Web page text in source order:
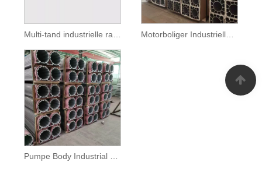
Pumpe Body Industrial Radiator Aluminium Profiles